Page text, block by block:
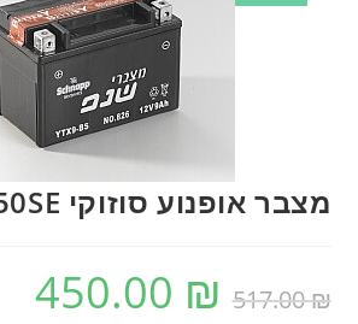
מצבר אופנוע סוזוקי DR650SE
517.00₪
המחיר
המקורי
היה: 450.00 ₪ הנוכחי